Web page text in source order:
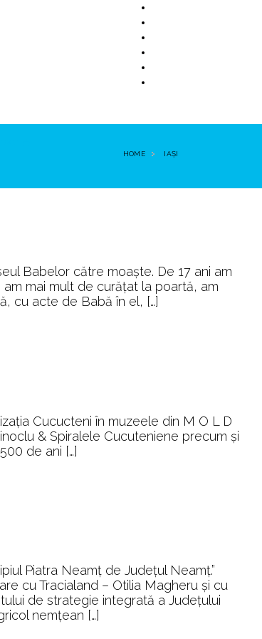
HOME IAŞI
Babelor către moaște. De 17 ani am
mai mult de curățat la poartă, am
cu acte de Babă în el, […]
Cucucteni în muzeele din M O L D
& Spiralele Cucuteniene precum și
de ani […]
Piatra Neamț de Județul Neamț.”
cu Tracialand – Otilia Magheru și cu
de strategie integrată a Județului
nemțean […]